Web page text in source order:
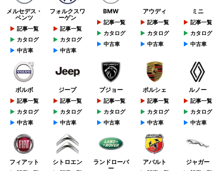
メルセデス・
ベンツ
記事一覧
カタログ
中古車
フォルクスワ
ーゲン
記事一覧
カタログ
中古車
BMW
記事一覧
カタログ
中古車
アウディ
記事一覧
カタログ
中古車
ミニ
記事一覧
カタログ
中古車
ボルボ
記事一覧
カタログ
中古車
ジープ
記事一覧
カタログ
中古車
プジョー
記事一覧
カタログ
中古車
ポルシェ
記事一覧
カタログ
中古車
ルノー
記事一覧
カタログ
中古車
フィアット シトロエン
ランドローバ
ー
アバルト ジャガー